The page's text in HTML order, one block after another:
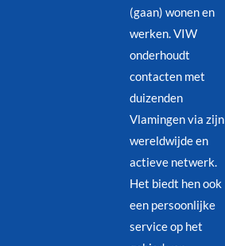
(gaan) wonen en
werken. VIW
onderhoudt
contacten met
duizenden
Vlamingen via zijn
wereldwijde en
actieve netwerk.
Het biedt hen ook
een persoonlijke
service op het